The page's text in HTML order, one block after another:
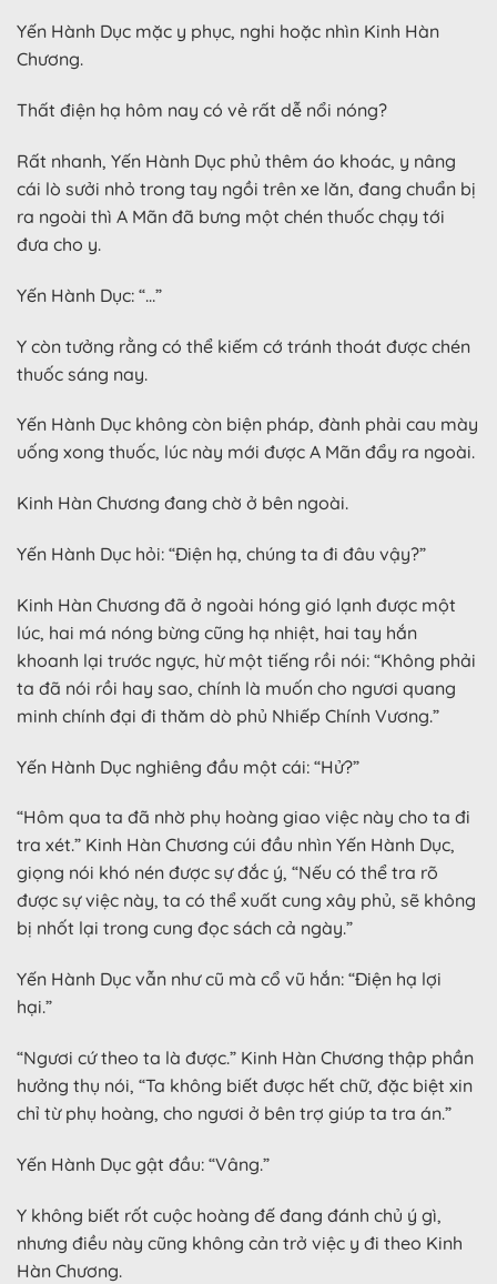
Yến Hành Dục mặc y phục, nghi hoặc nhìn Kinh Hàn
Chương.
Thất điện hạ hôm nay có vẻ rất dễ nổi nóng?
Rất nhanh, Yến Hành Dục phủ thêm áo khoác, y nâng
cái lò sưởi nhỏ trong tay ngồi trên xe lăn, đang chuẩn bị
ra ngoài thì A Mãn đã bưng một chén thuốc chạy tới
đưa cho y.
Yến Hành Dục: “…”
Y còn tưởng rằng có thể kiếm cớ tránh thoát được chén
thuốc sáng nay.
Yến Hành Dục không còn biện pháp, đành phải cau mày
uống xong thuốc, lúc này mới được A Mãn đẩy ra ngoài.
Kinh Hàn Chương đang chờ ở bên ngoài.
Yến Hành Dục hỏi: “Điện hạ, chúng ta đi đâu vậy?”
Kinh Hàn Chương đã ở ngoài hóng gió lạnh được một
lúc, hai má nóng bừng cũng hạ nhiệt, hai tay hắn
khoanh lại trước ngực, hừ một tiếng rồi nói: “Không phải
ta đã nói rồi hay sao, chính là muốn cho ngươi quang
minh chính đại đi thăm dò phủ Nhiếp Chính Vương.”
Yến Hành Dục nghiêng đầu một cái: “Hử?”
“Hôm qua ta đã nhờ phụ hoàng giao việc này cho ta đi
tra xét.” Kinh Hàn Chương cúi đầu nhìn Yến Hành Dục,
giọng nói khó nén được sự đắc ý, “Nếu có thể tra rõ
được sự việc này, ta có thể xuất cung xây phủ, sẽ không
bị nhốt lại trong cung đọc sách cả ngày.”
Yến Hành Dục vẫn như cũ mà cổ vũ hắn: “Điện hạ lợi
hại.”
“Ngươi cứ theo ta là được.” Kinh Hàn Chương thập phần
hưởng thụ nói, “Ta không biết được hết chữ, đặc biệt xin
chỉ từ phụ hoàng, cho ngươi ở bên trợ giúp ta tra án.”
Yến Hành Dục gật đầu: “Vâng.”
Y không biết rốt cuộc hoàng đế đang đánh chủ ý gì,
nhưng điều này cũng không cản trở việc y đi theo Kinh
Hàn Chương.